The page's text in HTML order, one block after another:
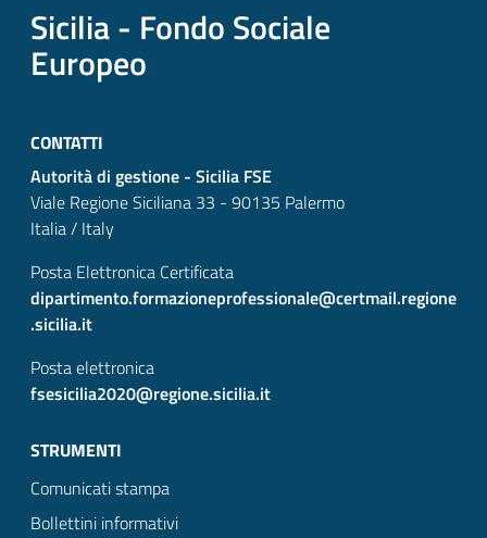
Sicilia - Fondo Sociale
Europeo
CONTATTI
Autorità di gestione - Sicilia FSE
Viale Regione Siciliana 33 - 90135 Palermo
Italia / Italy
Posta Elettronica Certificata
dipartimento.formazioneprofessionale@certmail.regione
.sicilia.it
Posta elettronica
fsesicilia2020@regione.sicilia.it
STRUMENTI
Comunicati stampa
Bollettini informativi